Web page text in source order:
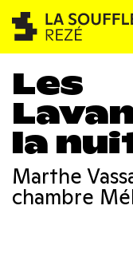
Les
la
Marthe
chambre